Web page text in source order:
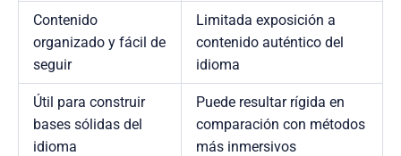
Contenido
organizado y fácil de
seguir
Limitada exposición a
contenido auténtico del
idioma
Útil para construir
bases sólidas del
idioma
Puede resultar rígida en
comparación con métodos
más inmersivos